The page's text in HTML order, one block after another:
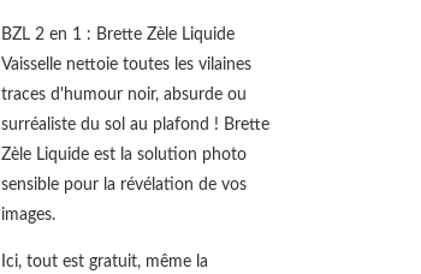
BZL 2 en 1 : Brette Zèle Liquide
Vaisselle nettoie toutes les vilaines
traces d'humour noir, absurde ou
surréaliste du sol au plafond ! Brette
Zèle Liquide est la solution photo
sensible pour la révélation de vos
images.
Ici, tout est gratuit, même la